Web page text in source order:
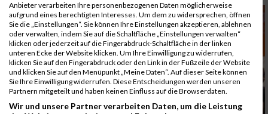
Anbieter verarbeiten Ihre personenbezogenen Daten möglicherweise
aufgrund eines berechtigten Interesses. Um dem zu widersprechen, öffnen
Sie die „Einstellungen“. Sie können Ihre Einstellungen akzeptieren, ablehnen
oder verwalten, indem Sie auf die Schaltfläche „Einstellungen verwalten“
klicken oder jederzeit auf die Fingerabdruck-Schaltfläche in der linken
unteren Ecke der Website klicken. Um Ihre Einwilligung zu widerrufen,
klicken Sie auf den Fingerabdruck oder den Link in der Fußzeile der Website
und klicken Sie auf den Menüpunkt „Meine Daten“. Auf dieser Seite können
Sie Ihre Einwilligung widerrufen. Diese Entscheidungen werden unseren
Partnern mitgeteilt und haben keinen Einfluss auf die Browserdaten.
Wir und unsere Partner verarbeiten Daten, um die Leistung